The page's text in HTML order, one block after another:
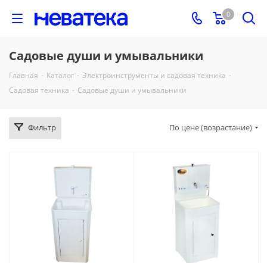
0
Садовые души и умывальники
Главная - Каталог - Электроинструменты и садовая техника -
Садовая техника - Садовые души и умывальники
Фильтр По цене (возрастание)